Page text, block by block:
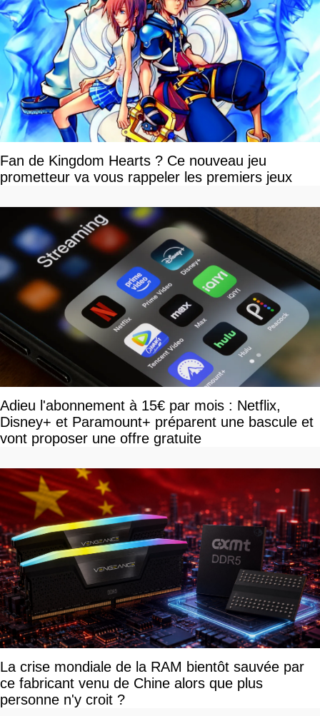
Fan de Kingdom Hearts ? Ce nouveau jeu
prometteur va vous rappeler les premiers jeux
Adieu l'abonnement à 15€ par mois : Netflix,
Disney+ et Paramount+ préparent une bascule et
vont proposer une offre gratuite
La crise mondiale de la RAM bientôt sauvée par
ce fabricant venu de Chine alors que plus
personne n'y croit ?